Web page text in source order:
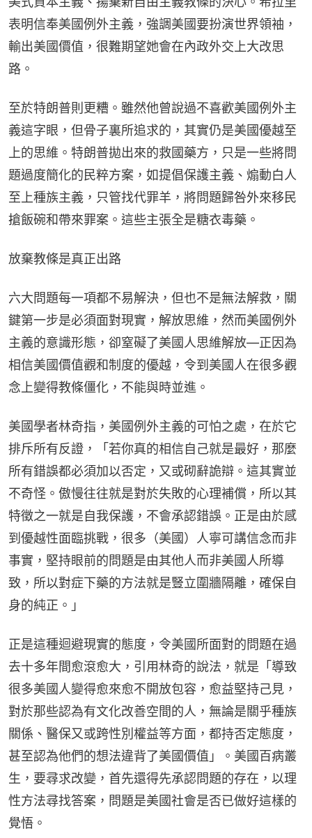
表明信奉美國例外主義，強調美國要扮演世界領袖，
輸出美國價值，很難期望她會在內政外交上大改思
路。
至於特朗普則更糟。雖然他曾說過不喜歡美國例外主
義這字眼，但骨子裏所追求的，其實仍是美國優越至
上的思維。特朗普拋出來的救國藥方，只是一些將問
題過度簡化的民粹方案，如提倡保護主義、煽動白人
至上種族主義，只管找代罪羊，將問題歸咎外來移民
搶飯碗和帶來罪案。這些主張全是糖衣毒藥。
放棄教條是真正出路
六大問題每一項都不易解決，但也不是無法解救，關
鍵第一步是必須面對現實，解放思維，然而美國例外
主義的意識形態，卻窒礙了美國人思維解放—正因為
相信美國價值觀和制度的優越，令到美國人在很多觀
念上變得教條僵化，不能與時並進。
美國學者林奇指，美國例外主義的可怕之處，在於它
排斥所有反證，「若你真的相信自己就是最好，那麼
所有錯誤都必須加以否定，又或砌辭詭辯。這其實並
不奇怪。傲慢往往就是對於失敗的心理補償，所以其
特徵之一就是自我保護，不會承認錯誤。正是由於感
到優越性面臨挑戰，很多（美國）人寧可講信念而非
事實，堅持眼前的問題是由其他人而非美國人所導
致，所以對症下藥的方法就是豎立圍牆隔離，確保自
身的純正。」
正是這種迴避現實的態度，令美國所面對的問題在過
去十多年間愈滾愈大，引用林奇的說法，就是「導致
很多美國人變得愈來愈不開放包容，愈益堅持己見，
對於那些認為有文化改善空間的人，無論是關乎種族
關係、醫保又或跨性別權益等方面，都持否定態度，
甚至認為他們的想法違背了美國價值」。美國百病叢
生，要尋求改變，首先還得先承認問題的存在，以理
性方法尋找答案，問題是美國社會是否已做好這樣的
覺悟。